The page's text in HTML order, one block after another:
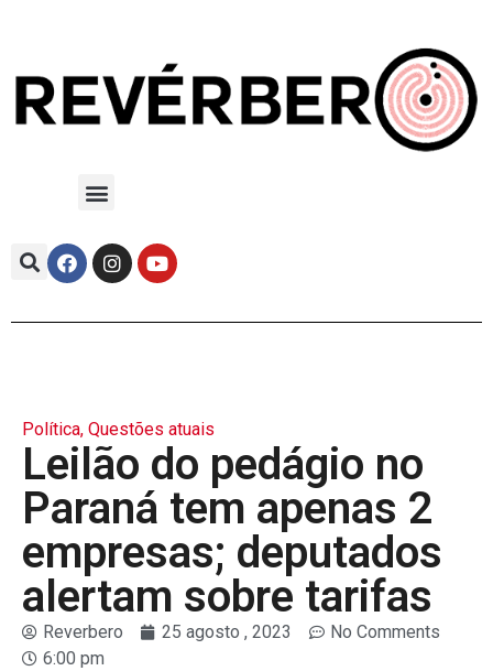
Política, Questões atuais
Leilão do pedágio no
Paraná tem apenas 2
empresas; deputados
alertam sobre tarifas
Reverbero 25 agosto , 2023
No Comments
6:00 pm